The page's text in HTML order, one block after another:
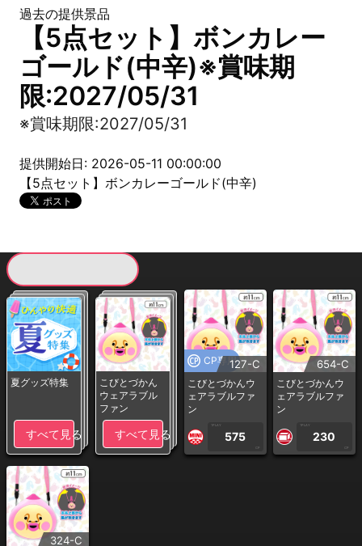
過去の提供景品
【5点セット】ボンカレー
ゴールド(中辛)※賞味期
限:2027/05/31
※賞味期限:2027/05/31
提供開始日: 2026-05-11 00:00:00
【5点セット】ボンカレーゴールド(中辛)
夏グッズ特集
すべて見る
こびとづかん
ウェアラブル
ファン
すべて見る
CP専用127-C
こびとづかんウ
ェアラブルファ
ン
1PLAY
575
CP
654-C
こびとづかんウ
ェアラブルファ
ン
1PLAY
230
CP
324-C